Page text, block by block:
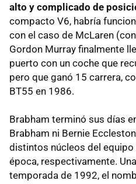
alto y complicado de
compacto V6, habría
con el caso de McLaren
Gordon Murray finalmente
puerto con un coche que
pero que ganó 15 carrera,
BT55 en 1986.
Brabham terminó sus días
Brabham ni Bernie
distintos núcleos del equipo
época, respectivamente.
temporada de 1992, el